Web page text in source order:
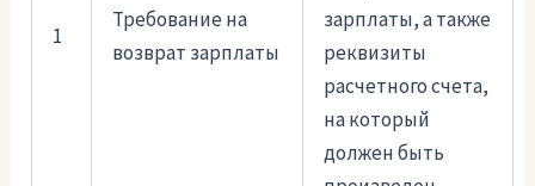
1
Требование на
возврат зарплаты
зарплаты, а также
реквизиты
расчетного счета,
на который
должен быть